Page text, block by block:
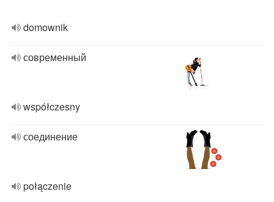
domownik
современный
współczesny
соединение
połączenie